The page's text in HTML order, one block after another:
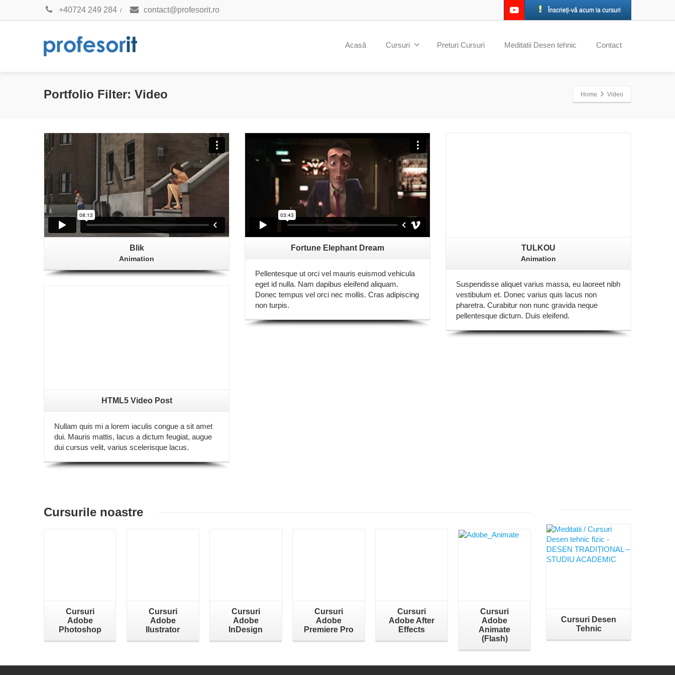
+40724 249 284 / contact@profesorit.ro Înscrieți-vă acum la cursuri
Acasă Cursuri Preturi Cursuri Meditatii Desen tehnic Contact
Portfolio Filter: Video Home Video
Blik
Animation
Fortune Elephant Dream
Pellentesque ut orci vel mauris euismod vehicula
eget id nulla. Nam dapibus eleifend aliquam.
Donec tempus vel orci nec mollis. Cras adipiscing
non turpis.
TULKOU
Animation
Suspendisse aliquet varius massa, eu laoreet nibh
vestibulum et. Donec varius quis lacus non
pharetra. Curabitur non nunc gravida neque
pellentesque dictum. Duis eleifend.
HTML5 Video Post
Nullam quis mi a lorem iaculis congue a sit amet
dui. Mauris mattis, lacus a dictum feugiat, augue
dui cursus velit, varius scelerisque lacus.
Cursurile noastre
Cursuri
Adobe
Photoshop
Cursuri
Adobe
Ilustrator
Cursuri
Adobe
InDesign
Cursuri
Adobe
Premiere Pro
Cursuri
Adobe After
Effects
Cursuri
Adobe
Animate
(Flash)
Cursuri Desen
Tehnic